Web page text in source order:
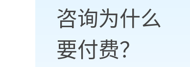
咨询为什么
要付费？